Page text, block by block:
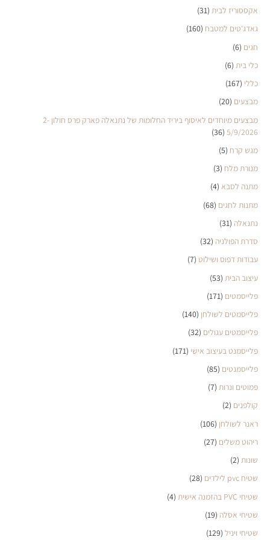
אקססוריז לבית (31)
גאדג'טים למטבח (160)
חגים (6)
כלי בית (6)
כללי (167)
מבצעים (20)
מבצעים מיוחדים לאיסוף ביריד החלומות של נתנאלה פארק פרס חולון 2-
5/9/2026
(36)
מגש קרח (5)
מנורת מלח (3)
מתנה לסבא (4)
מתנות לחגים (68)
נתנאלה (31)
סדרת הפולניה (32)
עבודות דפוס ושילוט (7)
עיצוב הבית (53)
פלייסמטים (171)
פלייסמטים לשולחן (140)
פלייסמטים עגולים (32)
פלייסמנט בעיצוב אישי (171)
פלייסמנטים (85)
פמוטים ונרות (7)
קולפנים (2)
ראנר לשולחן (106)
ריהוט משלים (27)
שונות (2)
שטיח pvc לילדים
(28)
שטיחי PVC בהזמנה אישית
(4)
שטיחי אסלה (19)
שטיחי ויניל (129)